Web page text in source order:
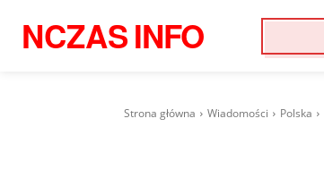
NCZASINFO
Strona główna Wiadomości Polska